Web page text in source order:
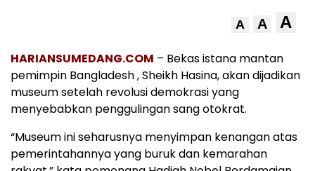
A A A
HARIANSUMEDANG.COM – Bekas istana mantan
pemimpin Bangladesh , Sheikh Hasina, akan dijadikan
museum setelah revolusi demokrasi yang
menyebabkan penggulingan sang otokrat.
“Museum ini seharusnya menyimpan kenangan atas
pemerintahannya yang buruk dan kemarahan